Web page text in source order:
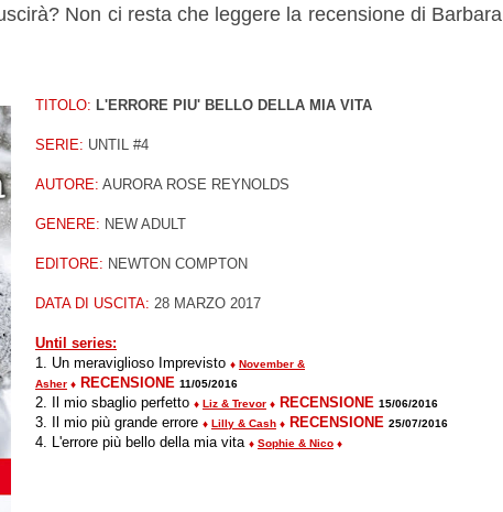
Non ci resta che leggere la recensione di Barbara
TITOLO: L'ERRORE PIU' BELLO DELLA MIA VITA
SERIE: UNTIL #4
AUTORE: AURORA ROSE REYNOLDS
GENERE: NEW ADULT
EDITORE: NEWTON COMPTON
DATA DI USCITA: 28 MARZO 2017
Until series:
1. Un meraviglioso Imprevisto ♦ November &
Asher ♦ RECENSIONE 11/05/2016
2. Il mio sbaglio perfetto ♦ Liz & Trevor ♦ RECENSIONE 15/06/2016
3. Il mio più grande errore ♦ Lilly & Cash ♦ RECENSIONE 25/07/2016
4. L'errore più bello della mia vita ♦ Sophie & Nico ♦